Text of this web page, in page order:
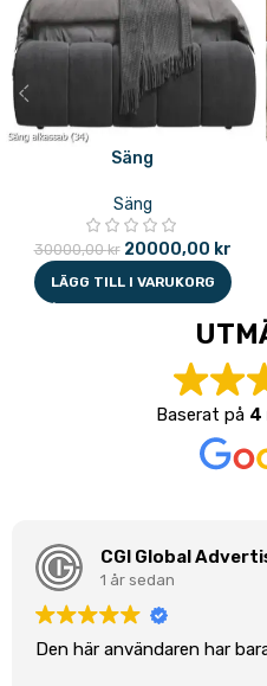
Säng
Säng
30000,00kr 20000,00 kr
LÄGG TILL I VARUKORG
Baserat på 4
CGI Global
1 år sedan
Den här användaren har